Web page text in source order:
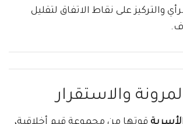
والتركيز على نقاط الاتفاق لتقليل
والاستقرار